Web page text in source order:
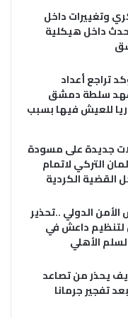
وتغييرات داخل
حدث داخل هيكلية
تراجع أعداد
سلطة دمشق
للعيش فيها بسبب
جديدة على مسودة
التركي لاتمام
القضية الكردية
الدولي ..تحذير
داعش في
الأهلي
يحذر من تصاعد
تفجير جرمانا